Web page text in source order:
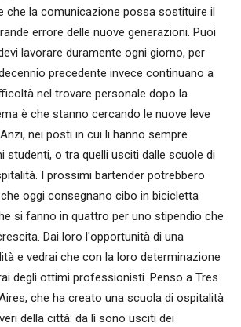
che la comunicazione possa sostituire il
errore delle nuove generazioni. Puoi
lavorare duramente ogni giorno, per
precedente invece continuano a
nel trovare personale dopo la
è che stanno cercando le nuove leve
nei posti in cui li hanno sempre
studenti, o tra quelli usciti dalle scuole di
I prossimi bartender potrebbero
oggi consegnano cibo in bicicletta
si fanno in quattro per uno stipendio che
Dai loro l'opportunità di una
e vedrai che con la loro determinazione
degli ottimi professionisti. Penso a Tres
che ha creato una scuola di ospitalità
della città: da lì sono usciti dei